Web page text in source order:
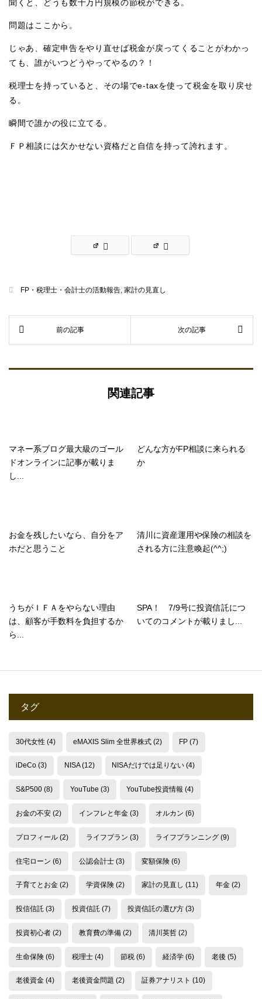
聞くと、どうも数十万円規模の節税ができる。
問題はここから。
じゃあ、確定申告をやり直せば税金が戻ってくることがわかっ
ても、誰がいつどうやってやるの？！
税理士を持っていると、その場でe-taxを使って税金を取り戻せ
る。
瞬間で誰かの役に立てる。
ＦＰ相談には欠かせない資格だと自信を持って誇れます。
FP・税理士・会計士の活動報告 家計の見直し
関連記事
マネー系ブログ最大級のゴール
ドオンラインに記事が載りま
し...
どんな方がFP相談に来られる
か
お金を残したいなら、自分をア
ホだと思うこと
清川に資産運用や保険の相談を
される方に注意喚起(^^;)
うちがＩＦＡをやらない理由
は、顧客が手数料を負担するか
ら...
SPA！ 7/9号に投資信託につ
いてのコメントが載りまし...
タグ
30代女性(4) eMAXIS Slim 全世界株式(2) FP (7)
iDeCo(3) NISA(12) NISAだけでは足りない (4)
S&P500(8) YouTube (3) YouTube投資情報 (4)
お金の不安(2) インフレと年金(3) オルカン (6)
プロフィール(2) ライフプラン (3) ライフプランニング (9)
住宅ローン (6) 公認会計士(3) 変額保険 (6)
子育てとお金(2) 学資保険(2) 家計の見直し (11) 年金 (2)
投信信託(3) 投資信託(7) 投資信託の選び方 (3)
投資初心者(2) 教育費の準備(2) 清川英哲 (2)
生命保険(6) 税理士(4) 節税 (6) 経済学 (6) 老後 (5)
老後資金(4) 老後資金問題 (2) 証券アナリスト (10)